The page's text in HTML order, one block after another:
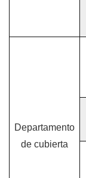
Departamento
de cubierta